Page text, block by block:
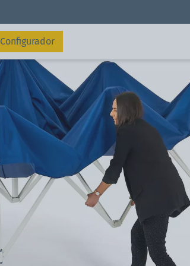
Configurador
Configurador
Contacto
Configurador